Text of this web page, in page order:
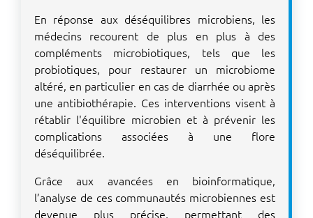
En réponse aux déséquilibres microbiens, les
médecins recourent de plus en plus à des
compléments microbiotiques, tels que les
probiotiques, pour restaurer un microbiome
altéré, en particulier en cas de diarrhée ou après
une antibiothérapie. Ces interventions visent à
rétablir l'équilibre microbien et à prévenir les
complications associées à une flore
déséquilibrée.
Grâce aux avancées en bioinformatique,
l’analyse de ces communautés microbiennes est
devenue plus précise, permettant des